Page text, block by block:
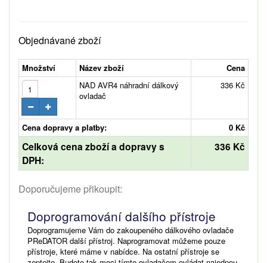
Objednávané zboží
Množství Název zboží
Cena
NAD AVR4 náhradní dálkový
ovladač
336 Kč
Cena dopravy a platby: 0 Kč
Celková cena zboží a dopravy s
DPH:
336 Kč
Doporučujeme přikoupit:
Doprogramování dalšího přístroje
Doprogramujeme Vám do zakoupeného dálkového ovladače
PReDATOR další přístroj. Naprogramovat můžeme pouze
přístroje, které máme v nabídce. Na ostatní přístroje se